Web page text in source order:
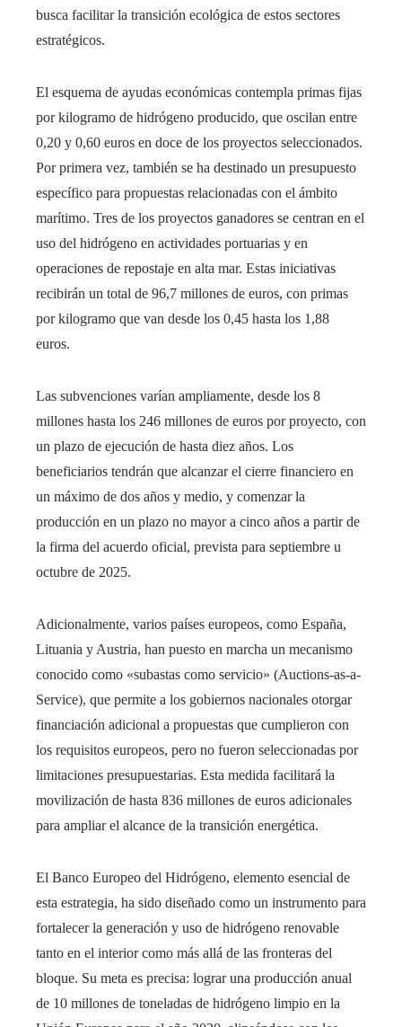
busca facilitar la transición ecológica de estos sectores
estratégicos.
El esquema de ayudas económicas contempla primas fijas
por kilogramo de hidrógeno producido, que oscilan entre
0,20 y 0,60 euros en doce de los proyectos seleccionados.
Por primera vez, también se ha destinado un presupuesto
específico para propuestas relacionadas con el ámbito
marítimo. Tres de los proyectos ganadores se centran en el
uso del hidrógeno en actividades portuarias y en
operaciones de repostaje en alta mar. Estas iniciativas
recibirán un total de 96,7 millones de euros, con primas
por kilogramo que van desde los 0,45 hasta los 1,88
euros.
Las subvenciones varían ampliamente, desde los 8
millones hasta los 246 millones de euros por proyecto, con
un plazo de ejecución de hasta diez años. Los
beneficiarios tendrán que alcanzar el cierre financiero en
un máximo de dos años y medio, y comenzar la
producción en un plazo no mayor a cinco años a partir de
la firma del acuerdo oficial, prevista para septiembre u
octubre de 2025.
Adicionalmente, varios países europeos, como España,
Lituania y Austria, han puesto en marcha un mecanismo
conocido como «subastas como servicio» (Auctions-as-a-
Service), que permite a los gobiernos nacionales otorgar
financiación adicional a propuestas que cumplieron con
los requisitos europeos, pero no fueron seleccionadas por
limitaciones presupuestarias. Esta medida facilitará la
movilización de hasta 836 millones de euros adicionales
para ampliar el alcance de la transición energética.
El Banco Europeo del Hidrógeno, elemento esencial de
esta estrategia, ha sido diseñado como un instrumento para
fortalecer la generación y uso de hidrógeno renovable
tanto en el interior como más allá de las fronteras del
bloque. Su meta es precisa: lograr una producción anual
de 10 millones de toneladas de hidrógeno limpio en la